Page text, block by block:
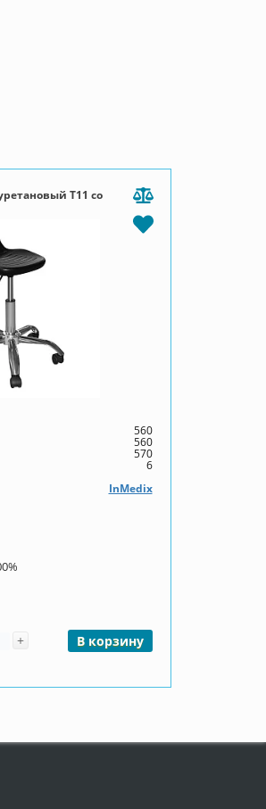
Т11 со
560
560
570
6
InMedix
+ В корзину